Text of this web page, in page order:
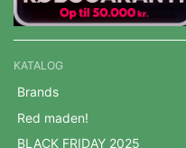
KATALOG
Brands
Red maden!
BLACK FRIDAY 2025